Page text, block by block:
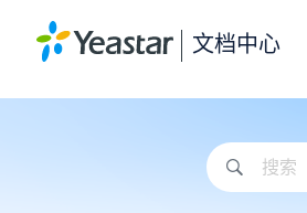
文档中心